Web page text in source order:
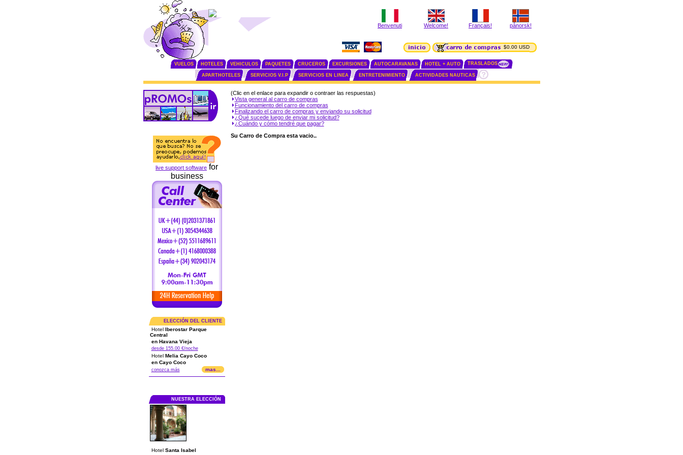
Benvenuti Welcome! Français! pånorsk!
$0.00 USD
VUELOS HOTELES VEHICULOS PAQUETES CRUCEROS EXCURSIONES AUTOCARAVANAS HOTEL + AUTO TRASLADOS
APARTHOTELES SERVICIOS V.I.P SERVICIOS EN LINEA ENTRETENIMIENTO ACTIVIDADES NAUTICAS
live support software for
business
ELECCIÓN DEL CLIENTE
Hotel Iberostar Parque
Central
en Havana Vieja
desde 155.00 €/noche
Hotel Melia Cayo Coco
en Cayo Coco
conozca más mas...
NUESTRA ELECCIÓN
Hotel Santa Isabel
(Clic en el enlace para expandir o contraer las respuestas)
Vista general al carro de compras
Funcionamiento del carro de compras
Finalizando el carro de compras y enviando su solicitud
¿Qué sucede luego de enviar mi solicitud?
¿Cuándo y cómo tendré que pagar?
Su Carro de Compra esta vacio..